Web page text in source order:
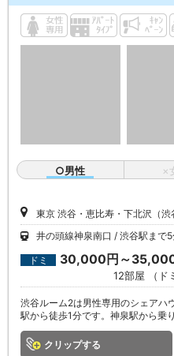
○男性 ×
東京 渋谷・恵比寿・下北沢（渋
井の頭線神泉南口
渋谷駅まで
ドミ 30,000円～
12部屋 （ド
渋谷ルーム2は男性専用のシェアハ
駅から徒歩1分です。神泉駅から乗
クリップ